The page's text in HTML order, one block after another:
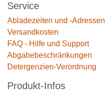
Service
Abladezeiten und -Adressen
Versandkosten
FAQ - Hilfe und Support
Abgabebeschränkungen
Detergenzien-Verordnung
Produkt-Infos